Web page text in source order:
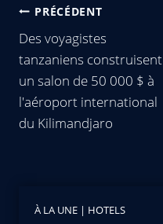
PRÉCÉDENT
Des voyagistes
tanzaniens construisent
un salon de 50 000 $ à
l'aéroport international
du Kilimandjaro
À LA UNE | HOTELS